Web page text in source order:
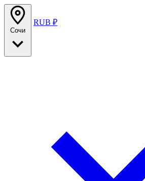
Сочи
RUB ₽